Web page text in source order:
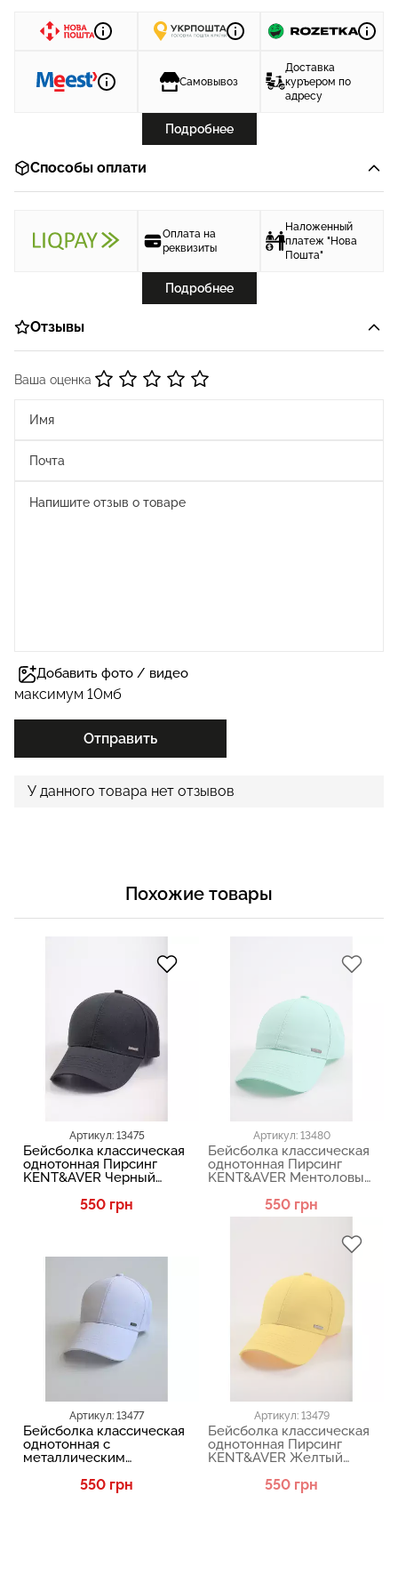
Самовывоз
Доставка
куръером по
адресу
Подробнее
Способы оплати
Оплата на
реквизиты
Наложенный
платеж "Нова
Пошта"
Подробнее
Отзывы
Ваша оценка
Добавить фото / видео
максимум 10мб
Отправить
У данного товара нет отзывов
Похожие товары
Артикул: 13475
Бейсболка классическая
однотонная Пирсинг
KENT&AVER Черный
550 грн
Артикул: 13477
Бейсболка классическая
однотонная с
металлическим
KENT&AVER Белый 13477
550 грн
Артикул: 13480
Бейсболка классическая
однотонная Пирсинг
KENT&AVER Ментоловый
550 грн
Артикул: 13479
Бейсболка классическая
однотонная Пирсинг
KENT&AVER Желтый
550 грн